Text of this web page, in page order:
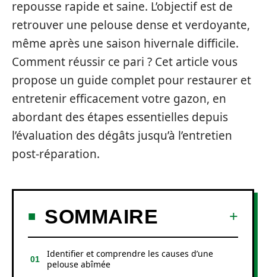
repousse rapide et saine. L’objectif est de
retrouver une pelouse dense et verdoyante,
même après une saison hivernale difficile.
Comment réussir ce pari ? Cet article vous
propose un guide complet pour restaurer et
entretenir efficacement votre gazon, en
abordant des étapes essentielles depuis
l’évaluation des dégâts jusqu’à l’entretien
post-réparation.
SOMMAIRE
Identifier et comprendre les causes d’une
pelouse abîmée